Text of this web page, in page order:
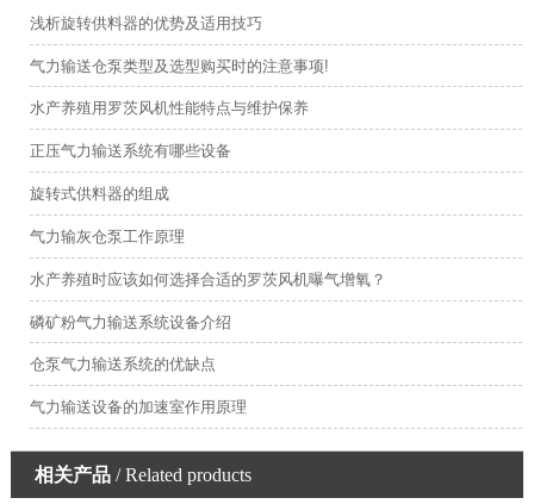
浅析旋转供料器的优势及适用技巧
气力输送仓泵类型及选型购买时的注意事项!
水产养殖用罗茨风机性能特点与维护保养
正压气力输送系统有哪些设备
旋转式供料器的组成
气力输灰仓泵工作原理
水产养殖时应该如何选择合适的罗茨风机曝气增氧？
磷矿粉气力输送系统设备介绍
仓泵气力输送系统的优缺点
气力输送设备的加速室作用原理
相关产品/ Related products